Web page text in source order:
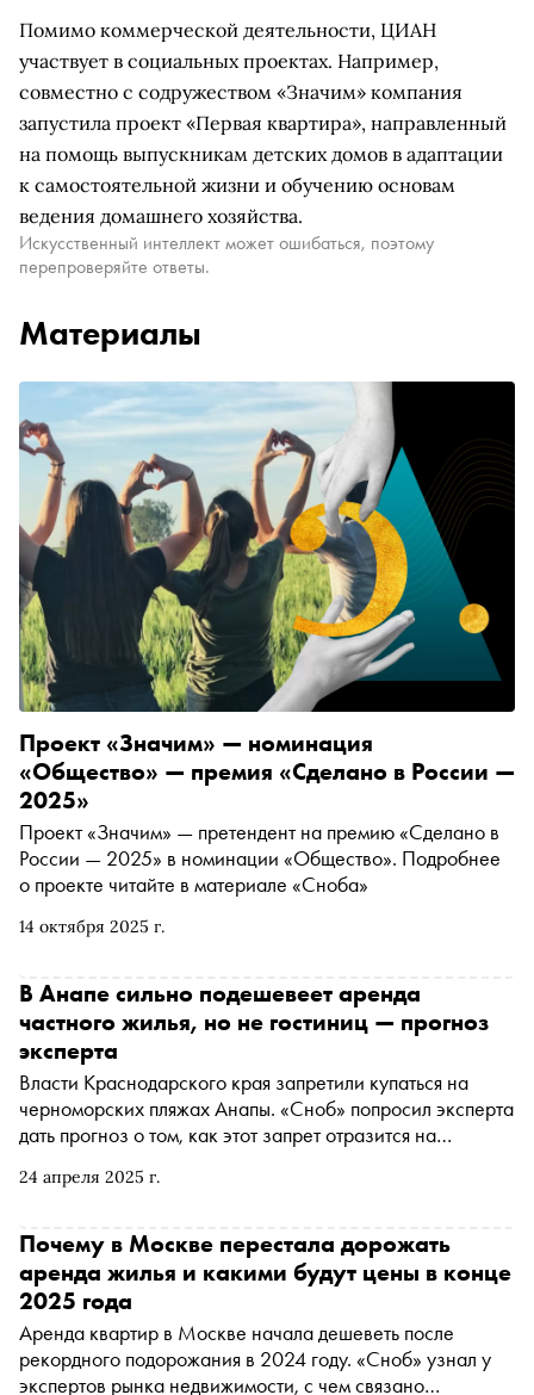
Помимо коммерческой деятельности, ЦИАН
участвует в социальных проектах. Например,
совместно с содружеством «Значим» компания
запустила проект «Первая квартира», направленный
на помощь выпускникам детских домов в адаптации
к самостоятельной жизни и обучению основам
ведения домашнего хозяйства.
Искусственный интеллект может ошибаться, поэтому
перепроверяйте ответы.
Материалы
14 октября 2025 г.
Проект «Значим» — номинация
«Общество» — премия «Сделано в России —
2025»
Проект «Значим» — претендент на премию «Сделано в
России — 2025» в номинации «Общество». Подробнее
о проекте читайте в материале «Сноба»
24 апреля 2025 г.
В Анапе сильно подешевеет аренда
частного жилья, но не гостиниц — прогноз
эксперта
Власти Краснодарского края запретили купаться на
черноморских пляжах Анапы. «Сноб» попросил эксперта
дать прогноз о том, как этот запрет отразится на
Почему в Москве перестала дорожать
аренда жилья и какими будут цены в конце
2025 года
Аренда квартир в Москве начала дешеветь после
рекордного подорожания в 2024 году. «Сноб» узнал у
экспертов рынка недвижимости, с чем связано